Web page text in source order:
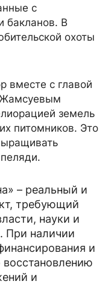
с
бакланов. В
охоты
вместе с главой
Жамсуевым
земель
питомников. Это
– реальный и
требующий
науки и
При наличии
и
и